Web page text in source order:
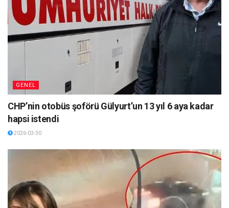
GENEL
CHP’nin otobüs şoförü Gülyurt’un 13 yıl 6 aya kadar
hapsi istendi
2026-03-30